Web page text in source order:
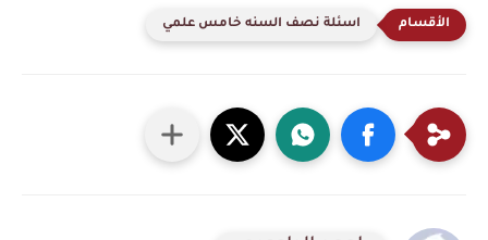
اسئلة نصف السنه خامس علمي